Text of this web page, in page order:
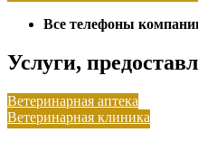
Все телефоны
Услуги,
Ветеринарная аптека
Ветеринарная клиника